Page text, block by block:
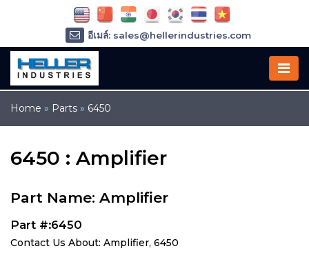
Home » Parts » 6450
6450 : Amplifier
Part Name: Amplifier
Part #:6450
Contact Us About: Amplifier, 6450
อีเมล์: sales@hellerindustries.com
อีเมล์: service@hellerindustries.com
โทรศัพท์ :